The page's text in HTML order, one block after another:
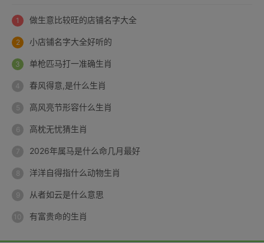
做生意比较旺的店铺名字大全
小店铺名字大全好听的
单枪匹马打一准确生肖
春风得意,是什么生肖
高风亮节形容什么生肖
高枕无忧猜生肖
2026年属马是什么命几月最好
洋洋自得指什么动物生肖
从者如云是什么意思
有富贵命的生肖